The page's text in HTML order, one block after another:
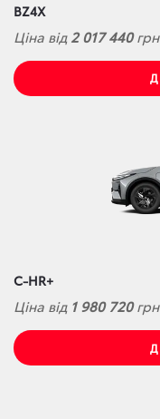
BZ4X
Ціна від2 017 440грн
C-HR+
Ціна від 1 980 720грн